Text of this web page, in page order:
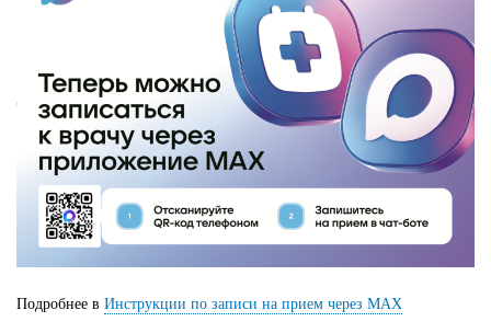
Подробнее в Инструкции по записи на прием через МАХ